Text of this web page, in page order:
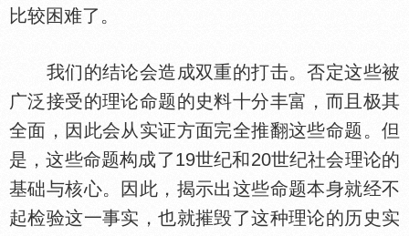
比较困难了。
我们的结论会造成双重的打击。否定这些被
广泛接受的理论命题的史料十分丰富，而且极其
全面，因此会从实证方面完全推翻这些命题。但
是，这些命题构成了19世纪和20世纪社会理论的
基础与核心。因此，揭示出这些命题本身就经不
起检验这一事实，也就摧毁了这种理论的历史实